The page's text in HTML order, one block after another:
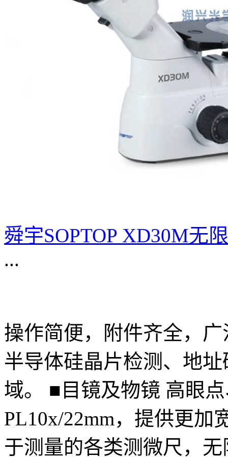
舜宇SOPTOP XD30M无
...
操作简便，附件齐全，
半导体硅晶片检测、地
域。 ■目镜及物镜 高眼
PL10x/22mm，提供更加
于测量的各类测微尺，